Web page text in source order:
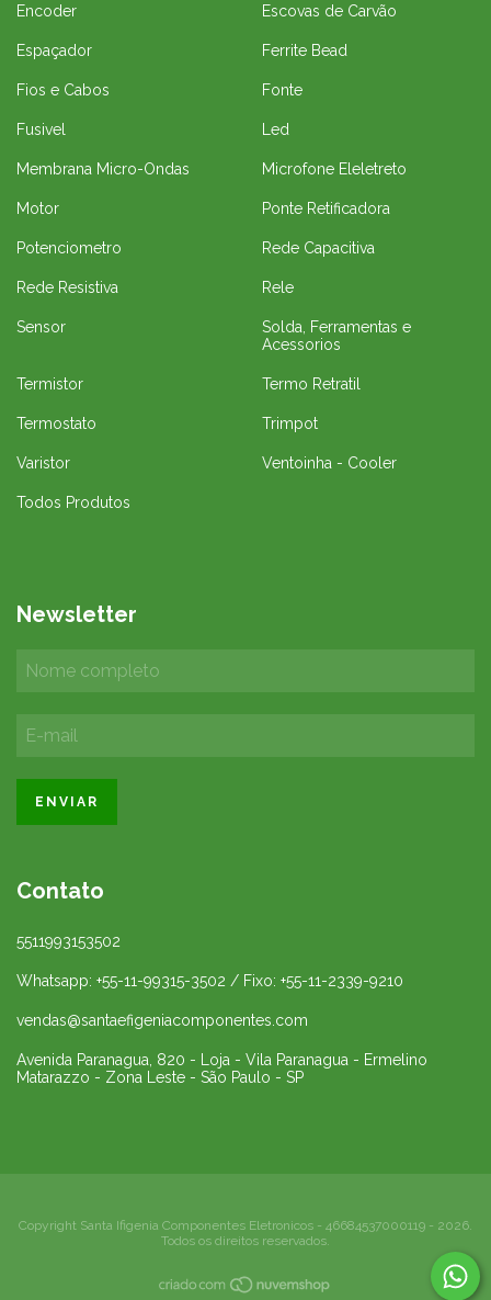
Encoder Escovas de Carvão
Espaçador Ferrite Bead
Fios e Cabos Fonte
Fusivel Led
Membrana Micro-Ondas Microfone Eleletreto
Motor Ponte Retificadora
Potenciometro Rede Capacitiva
Rede Resistiva Rele
Sensor
Solda, Ferramentas e
Acessorios
Termistor Termo Retratil
Termostato Trimpot
Varistor Ventoinha - Cooler
Todos Produtos
Newsletter
Contato
5511993153502
Whatsapp: +55-11-99315-3502 / Fixo: +55-11-2339-9210
vendas@santaefigeniacomponentes.com
Avenida Paranagua, 820 - Loja - Vila Paranagua - Ermelino
Matarazzo - Zona Leste - São Paulo - SP
Copyright Santa Ifigenia Componentes Eletronicos - 46684537000119 - 2026.
Todos os direitos reservados.